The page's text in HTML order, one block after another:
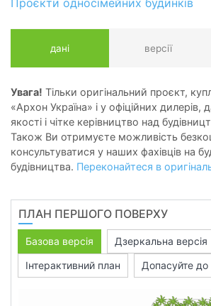
дані версії
Увага! Тільки оригінальний проєкт,
«Архон Україна» і у офіційних дилерів,
якості і чітке керівництво над
Також Ви отримуєте можливість
консультуватися у наших фахівців на
будівництва. Переконайтеся в
ПЛАН ПЕРШОГО ПОВЕРХУ
Базова версія
Дзеркальна версія
Інтерактивний план
Допасуйте до